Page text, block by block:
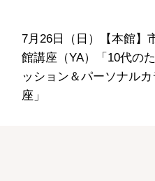
7月26日（日）【本館】
館講座（YA）「10代の
ッション＆パーソナル
座」